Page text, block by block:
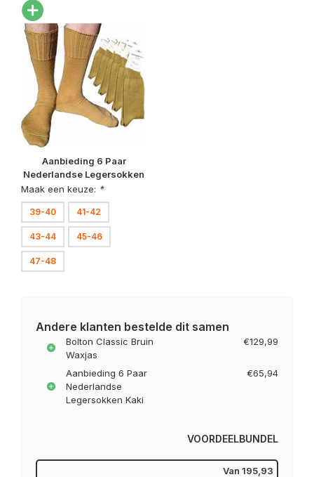
Aanbieding 6 Paar
Nederlandse Legersokken
Kaki
Maak een keuze: *
39-40 41-42
43-44 45-46
47-48
Andere klanten bestelde dit samen
Bolton Classic Bruin
Waxjas
€129,99
Aanbieding 6 Paar
Nederlandse
Legersokken Kaki
€65,94
VOORDEELBUNDEL
Van 195,93